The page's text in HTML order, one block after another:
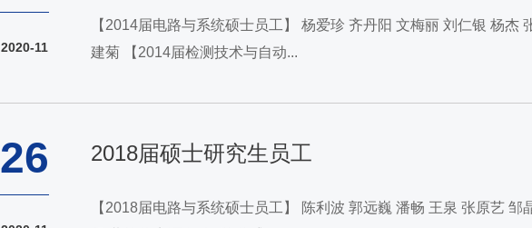
2020-11
【2014届电路与系统硕士员工】 杨爱珍 齐丹阳 文梅丽 刘仁银 杨杰 张旭 柯志强 郝琼 刘夏 蔡发君 赵康 王祥 毕锋 蔡华磊 孙永明 邓丹 【2014届电子与通信工程硕士员工】 王沛 马庆 王
建菊 【2014届检测技术与自动...
26 2018届硕士研究生员工
【2018届电路与系统硕士员工】 陈利波 郭远巍 潘畅 王泉 张原艺 邹晶 徐高凯 黄铸栋 齐诗萌 刘辉 汤健强 杨楠 郑刚 周炳南 曾聪 陈曼 陈浩 刘毅 【2018届电子与通信工程硕士员工】 刘